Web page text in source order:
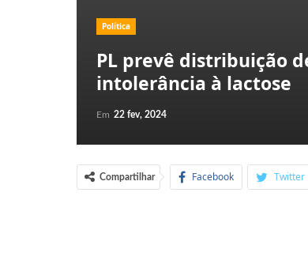
Política
PL prevê distribuição
intolerância à lactose
Em 22 fev, 2024
Compartilhar Facebook Twitter